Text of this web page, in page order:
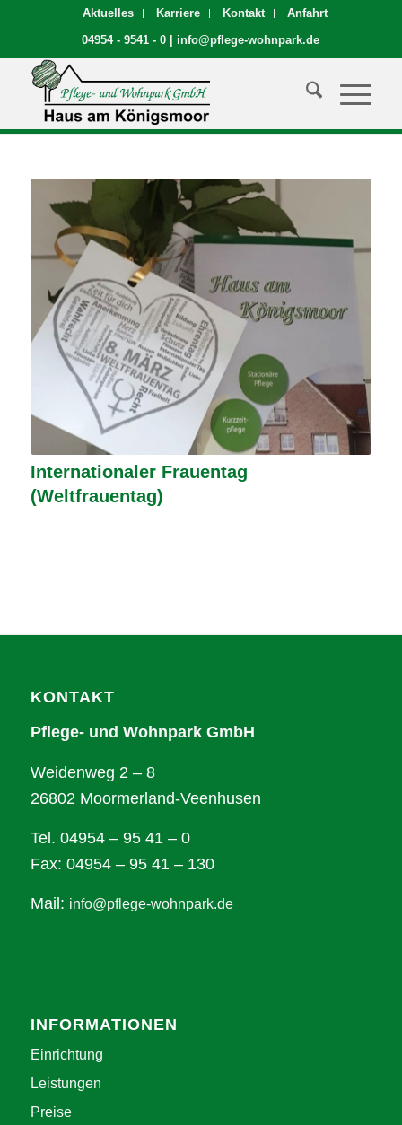
Aktuelles Karriere Kontakt
Anfahrt
04954 - 9541 - 0
info@pflege-wohnpark.de
Internationaler Frauentag
(Weltfrauentag)
KONTAKT
Pflege- und Wohnpark GmbH
Weidenweg 2 – 8
26802 Moormerland-Veenhusen
Tel. 04954 – 95 41 – 0
Fax: 04954 – 95 41 – 130
Mail: info@pflege-wohnpark.de
INFORMATIONEN
Einrichtung
Leistungen
Preise